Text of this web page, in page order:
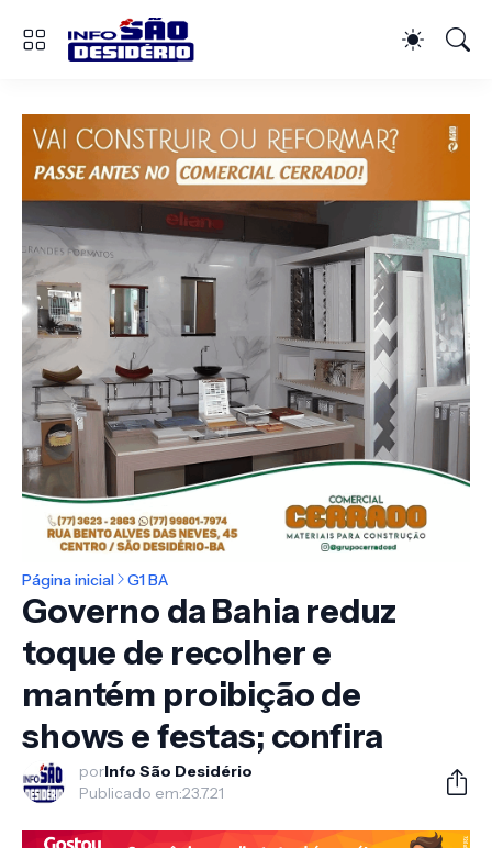
Página inicial G1 BA
Governo da Bahia reduz
toque de recolher e
mantém proibição de
shows e festas; confira
porInfo São Desidério
Publicado em:23.7.21